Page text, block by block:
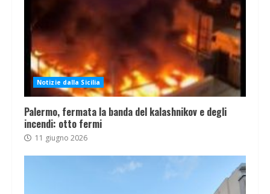
Notizie dalla Sicilia
Palermo, fermata la banda del kalashnikov e degli
incendi: otto fermi
11 giugno 2026